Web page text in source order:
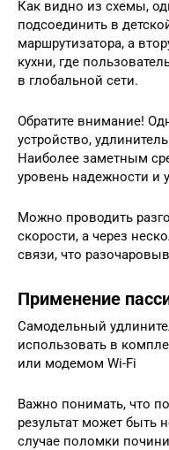
Как видно из схемы,
подсоединить в
маршрутизатора, а
кухни, где
в глобальной сети.
Обратите внимание!
устройство,
Наиболее заметным
уровень надежности и
Можно проводить
скорости, а через
связи, что
Применение
Самодельный
использовать в
или модемом Wi-Fi
Важно понимать, что
результат может быть
случае поломки